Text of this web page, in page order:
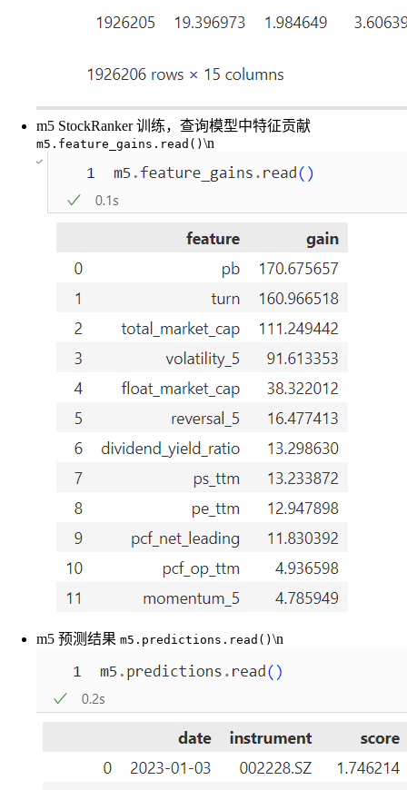
m5 StockRanker 训练，查询模型中特征贡献
m5.feature_gains.read() \n
m5 预测结果 m5.predictions.read() \n